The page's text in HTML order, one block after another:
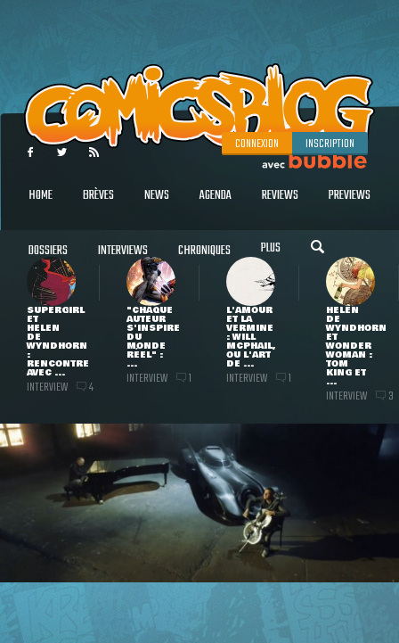
CONNEXION INSCRIPTION
HOME BRÈVES NEWS AGENDA REVIEWS PREVIEWS
DOSSIERS INTERVIEWS CHRONIQUES PLUS
SUPERGIRL
ET
HELEN
DE
WYNDHORN
:
RENCONTRE
AVEC ...
INTERVIEW 4
"CHAQUE
AUTEUR
S'INSPIRE
DU
MONDE
RÉEL" :
...
INTERVIEW 1
L'AMOUR
ET LA
VERMINE
: WILL
MCPHAIL,
OU L'ART
DE ...
INTERVIEW 1
HELEN
DE
WYNDHORN
ET
WONDER
WOMAN :
TOM
KING ET
...
INTERVIEW 3